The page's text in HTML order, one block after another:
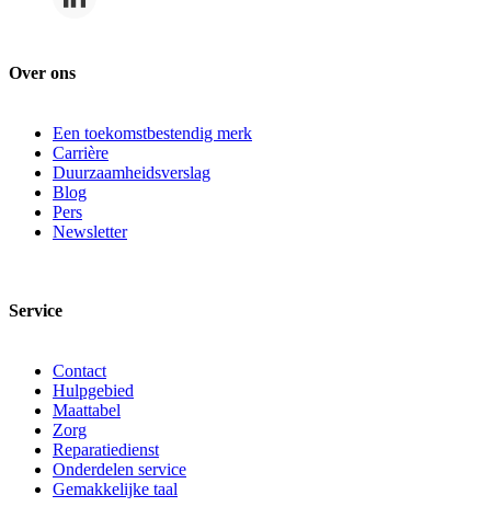
Over ons
Een toekomstbestendig merk
Carrière
Duurzaamheidsverslag
Blog
Pers
Newsletter
Service
Contact
Hulpgebied
Maattabel
Zorg
Reparatiedienst
Onderdelen service
Gemakkelijke taal